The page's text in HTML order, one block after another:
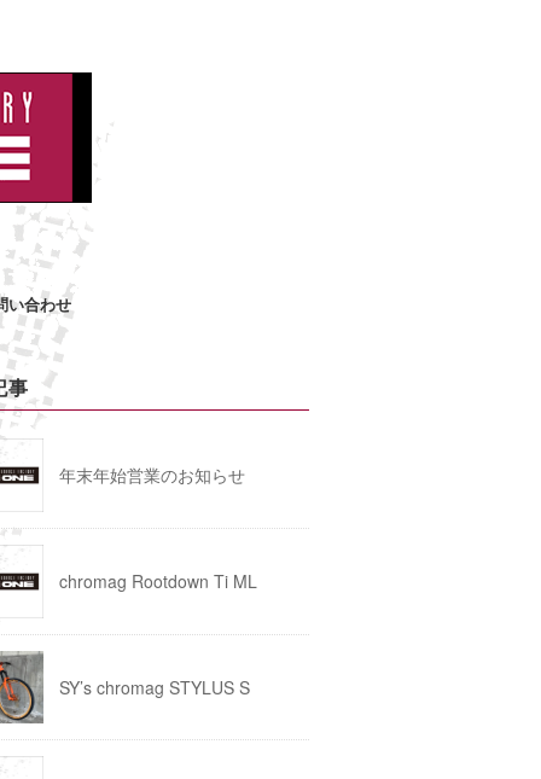
い合わせ
事
年末年始営業のお知らせ
chromag Rootdown Ti ML
SY’s chromag STYLUS S